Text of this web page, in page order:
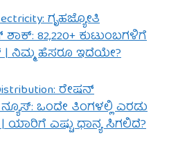
ಗೃಹಜ್ಯೋತಿ
82,220+ ಕುಟುಂಬಗಳಿಗೆ
ನಿಮ್ಮ ಹೆಸರೂ ಇದೆಯೇ?
ರೇಷನ್
ಒಂದೇ ತಿಂಗಳಲ್ಲಿ ಎರಡು
ಎಷ್ಟು ಧಾನ್ಯ ಸಿಗಲಿದೆ?